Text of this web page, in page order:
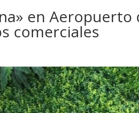
en Aeropuerto
comerciales